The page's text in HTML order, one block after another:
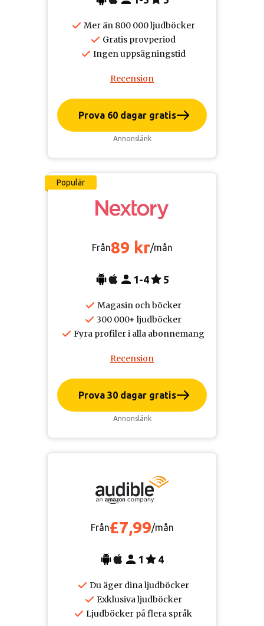
Mer än 800 000 ljudböcker
Gratis provperiod
Ingen uppsägningstid
Recension
Prova 60 dagar gratis
Annonslänk
Populär
Från89 kr/mån
1-4 5
Magasin och böcker
300 000+ ljudböcker
Fyra profiler i alla abonnemang
Recension
Prova 30 dagar gratis
Annonslänk
Från£7,99/mån
1 4
Du äger dina ljudböcker
Exklusiva ljudböcker
Ljudböcker på flera språk